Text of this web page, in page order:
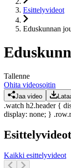
Esittelyvideot
Eduskunnan
Tallenne
Ohita videosoitin
Jaa video
.watch h2.header {
display: none; }
Esittelyvideot
Kaikki esittelyvideot